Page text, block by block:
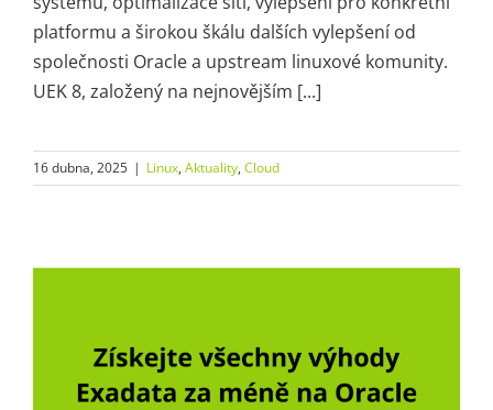
platformu a širokou škálu dalších vylepšení od
společnosti Oracle a upstream linuxové komunity.
UEK 8, založený na nejnovějším [...]
16 dubna, 2025 | Linux, Aktuality, Cloud